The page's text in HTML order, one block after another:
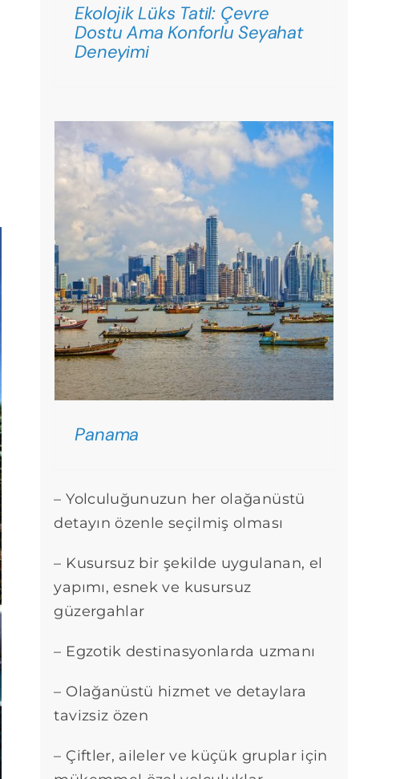
Ekolojik Lüks Tatil: Çevre
Dostu Ama Konforlu Seyahat
Deneyimi
Panama
– Yolculuğunuzun her olağanüstü
detayın özenle seçilmiş olması
– Kusursuz bir şekilde uygulanan, el
yapımı, esnek ve kusursuz
güzergahlar
– Egzotik destinasyonlarda uzmanı
– Olağanüstü hizmet ve detaylara
tavizsiz özen
– Çiftler, aileler ve küçük gruplar için